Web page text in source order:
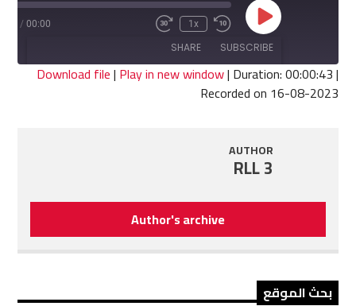
Play
Episode
Rewind
10
Seconds
1x
Fast
seconds
00:00
/
SUBSCRIBE
SHARE
SHARE
Download file| Play in new window| Duration: 00:00:43|
Recorded on 16-08-2023
AUTHOR
RLL 3
Author's archive
بحث الموقع